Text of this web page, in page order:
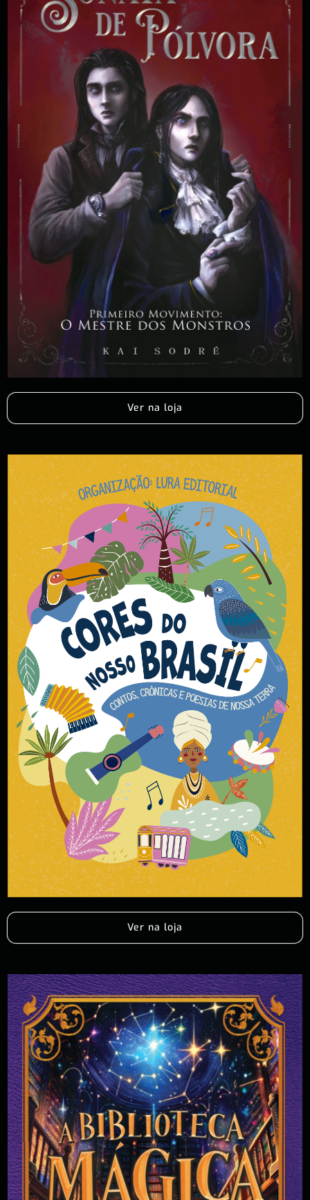
Ver na loja
Ver na loja